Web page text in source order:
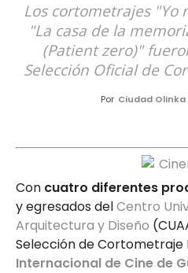
Los cortometrajes "Yo
"La casa de la
(Patient zero)"
Selección Oficial de
Por Ciudad Olinka
Con cuatro diferentes
y egresados delCentro
Arquitectura y Diseño
Selección de Cortometraje
Internacional de Cine de